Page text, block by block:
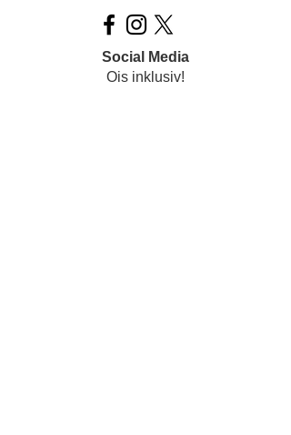
Social Media
Ois inklusiv!